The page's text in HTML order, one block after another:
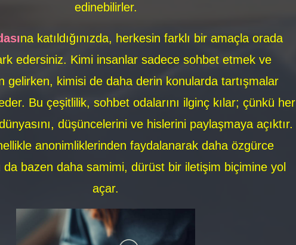
edinebilirler.
na katıldığınızda, herkesin farklı bir amaçla orada
edersiniz. Kimi insanlar sadece sohbet etmek ve
gelirken, kimisi de daha derin konularda tartışmalar
Bu çeşitlilik, sohbet odalarını ilginç kılar; çünkü her
düşüncelerini ve hislerini paylaşmaya açıktır.
anonimliklerinden faydalanarak daha özgürce
da bazen daha samimi, dürüst bir iletişim biçimine yol
açar.